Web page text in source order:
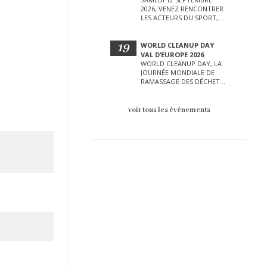
2026, VENEZ RENCONTRER
LES ACTEURS DU SPORT,
D’AUTRES LORS DE CETTE
JOURNÉE EXCEPTIONNELLE.
19
WORLD CLEANUP DAY
VAL D’EUROPE 2026
WORLD CLEANUP DAY, LA
JOURNÉE MONDIALE DE
RAMASSAGE DES DÉCHETS
D’EUROPE !
voir tous les événements